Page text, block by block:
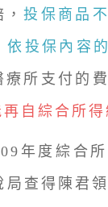
，投保商品
依投保內容
所支付的
自綜合所
度綜合所
查得陳君